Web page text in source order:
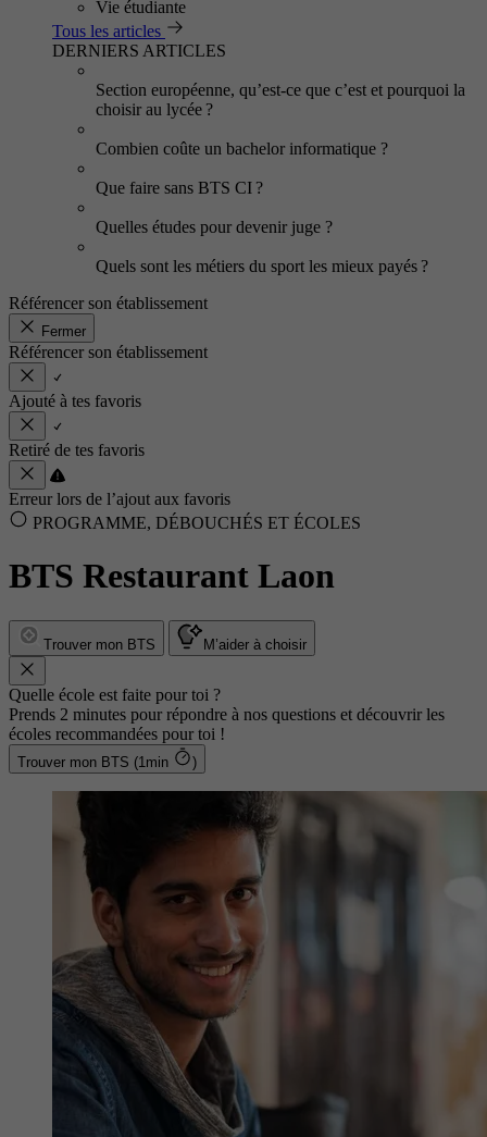
Vie étudiante
Tous les articles
DERNIERS ARTICLES
Section européenne, qu’est-ce que c’est et pourquoi la
choisir au lycée ?
Combien coûte un bachelor informatique ?
Que faire sans BTS CI ?
Quelles études pour devenir juge ?
Quels sont les métiers du sport les mieux payés ?
Référencer son établissement
Fermer
Référencer son établissement
Ajouté à tes favoris
Retiré de tes favoris
Erreur lors de l’ajout aux favoris
PROGRAMME, DÉBOUCHÉS ET ÉCOLES
BTS Restaurant Laon
Trouver mon BTS M’aider à choisir
Quelle école est faite pour toi ?
Prends 2 minutes pour répondre à nos questions et découvrir les
écoles recommandées pour toi !
Trouver mon BTS (1min )